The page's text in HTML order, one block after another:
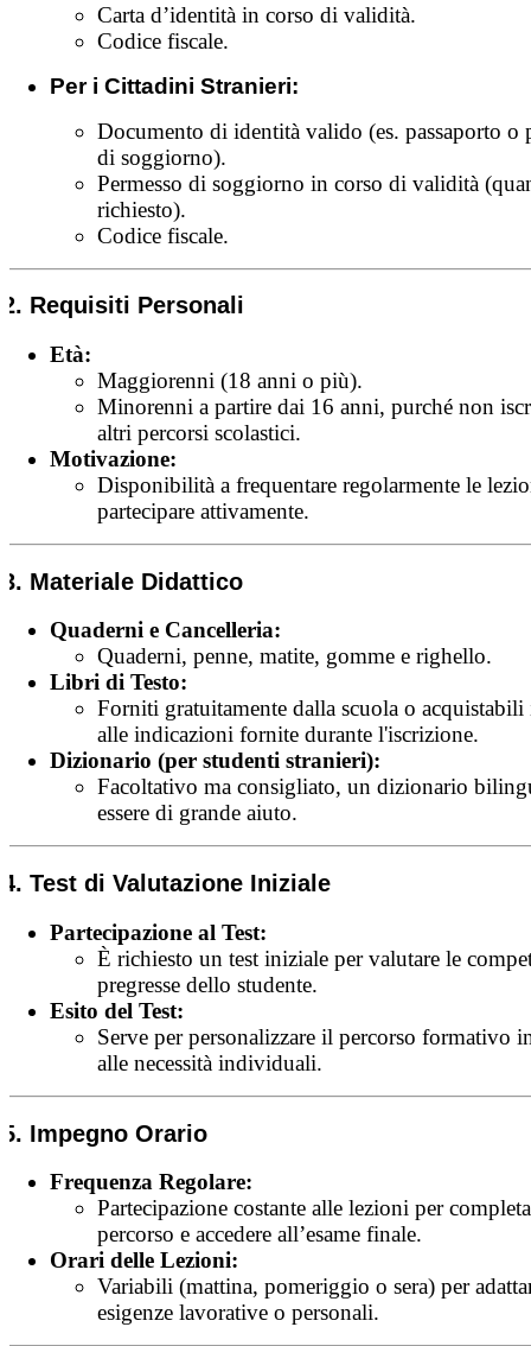
Carta d’identità in corso di validità.
Codice fiscale.
Per i Cittadini Stranieri:
Documento di identità valido (es. passaporto o
di soggiorno).
Permesso di soggiorno in corso di validità
richiesto).
Codice fiscale.
2. Requisiti Personali
Età:
Maggiorenni (18 anni o più).
Minorenni a partire dai 16 anni, purché non
altri percorsi scolastici.
Motivazione:
Disponibilità a frequentare regolarmente le
partecipare attivamente.
3. Materiale Didattico
Quaderni e Cancelleria:
Quaderni, penne, matite, gomme e righello.
Libri di Testo:
Forniti gratuitamente dalla scuola o acquistabili
alle indicazioni fornite durante l'iscrizione.
Dizionario (per studenti stranieri):
Facoltativo ma consigliato, un dizionario
essere di grande aiuto.
4. Test di Valutazione Iniziale
Partecipazione al Test:
È richiesto un test iniziale per valutare le
pregresse dello studente.
Esito del Test:
Serve per personalizzare il percorso formativo
alle necessità individuali.
5. Impegno Orario
Frequenza Regolare:
Partecipazione costante alle lezioni per
percorso e accedere all’esame finale.
Orari delle Lezioni:
Variabili (mattina, pomeriggio o sera) per
esigenze lavorative o personali.